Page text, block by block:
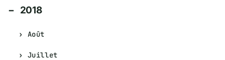
2018
Août
Juillet